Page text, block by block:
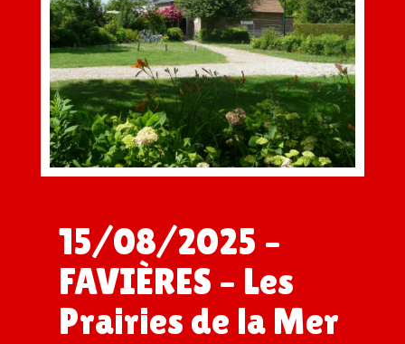
15/08/2025 –
FAVIÈRES – Les
Prairies de la Mer